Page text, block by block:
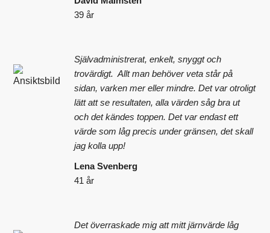
39 år
Självadministrerat, enkelt, snyggt och
trovärdigt. Allt man behöver veta står på
sidan, varken mer eller mindre. Det var otroligt
lätt att se resultaten, alla värden såg bra ut
och det kändes toppen. Det var endast ett
värde som låg precis under gränsen, det skall
jag kolla upp!
Lena Svenberg
41 år
Det överraskade mig att mitt järnvärde låg